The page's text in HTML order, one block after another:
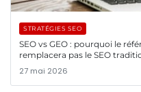
STRATÉGIES SEO
SEO vs GEO : pourquoi le
remplacera pas le SEO
27 mai 2026